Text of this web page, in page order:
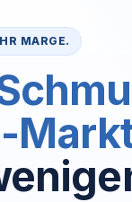
MARGE.